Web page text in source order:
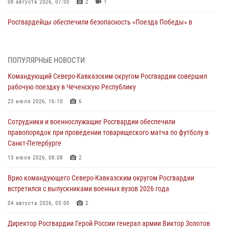
08 августа 2026, 07:00 2 1
Росгвардейцы обеспечили безопасность «Поезда Победы» в
настольному теннису ко Дню физкультурника
08 августа 2026, 07:00
ограниченными возможностями здоровья (видео)
08 августа 2026, 06:32 1
Спецназ Росгвардии в Марий Эл почтил память товарища на
08 августа 2026, 06:15 9
День физкультурника в Уральском округе Росгвардии отметили
ПОПУЛЯРНЫЕ НОВОСТИ
Командующий Северо-Кавказским округом Росгвардии совершил
рабочую поездку в Чеченскую Республику
23 июля 2026, 16:10 6
Сотрудники и военнослужащие Росгвардии обеспечили
правопорядок при проведении товарищеского матча по футболу в
Санкт-Петербурге
13 июля 2026, 08:08 2
Врио командующего Северо-Кавказским округом Росгвардии
встретился с выпускниками военных вузов 2026 года
04 августа 2026, 05:00 2
Директор Росгвардии Герой России генерал армии Виктор Золотов